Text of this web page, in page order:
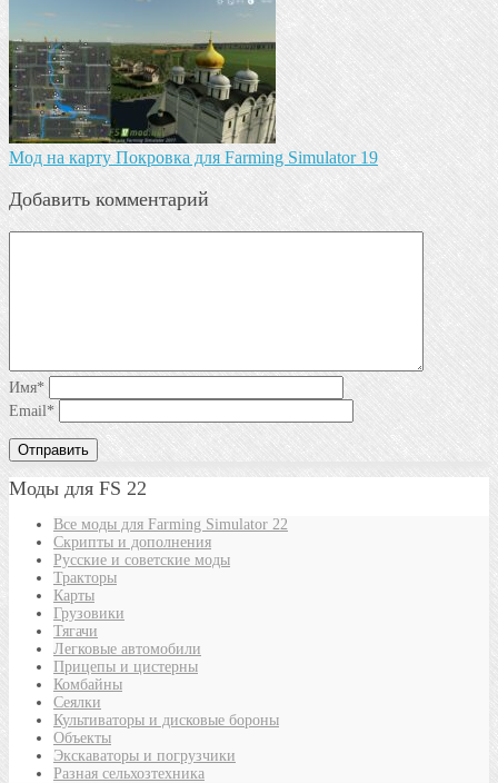
Мод на карту Покровка для Farming Simulator 19
Добавить комментарий
Имя*
Email*
Моды для FS 22
Все моды для Farming Simulator 22
Скрипты и дополнения
Русские и советские моды
Тракторы
Карты
Грузовики
Тягачи
Легковые автомобили
Прицепы и цистерны
Комбайны
Сеялки
Культиваторы и дисковые бороны
Объекты
Экскаваторы и погрузчики
Разная сельхозтехника